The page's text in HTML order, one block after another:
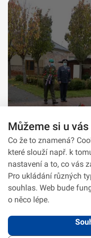
Můžeme si u
Co že to znamená?
které slouží např. k
nastavení a to, co vás
Pro ukládání různých
souhlas. Web bude
o něco lépe.